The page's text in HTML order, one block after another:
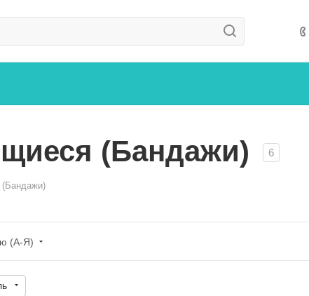
(Бандажи) 6
(А-Я)